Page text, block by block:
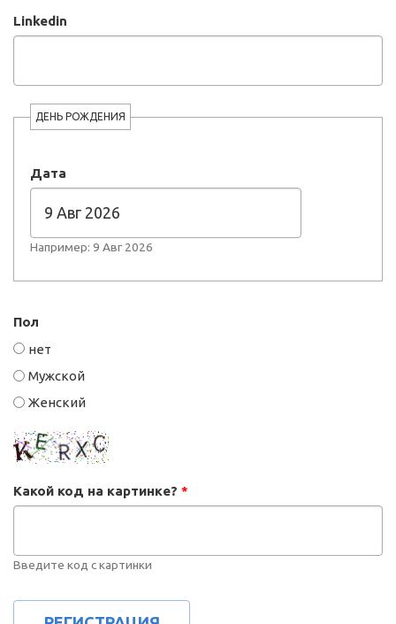
Linkedin
ДЕНЬ РОЖДЕНИЯ
Дата
Например: 9 Авг 2026
Пол
нет
Мужской
Женский
Какой код на картинке? *
Введите код с картинки